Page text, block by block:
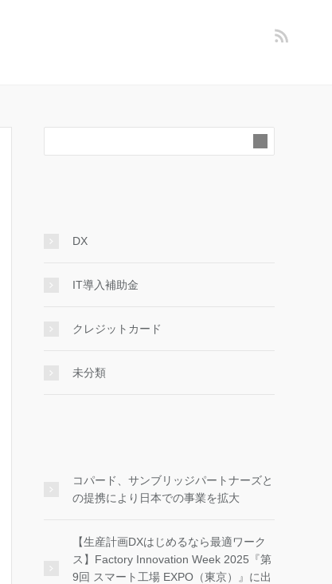
DX
IT導入補助金
クレジットカード
未分類
コパード、サンブリッジパートナーズと
の提携により日本での事業を拡大
【生産計画DXはじめるなら最適ワーク
ス】Factory Innovation Week 2025『第
9回 スマート工場 EXPO（東京）』に出